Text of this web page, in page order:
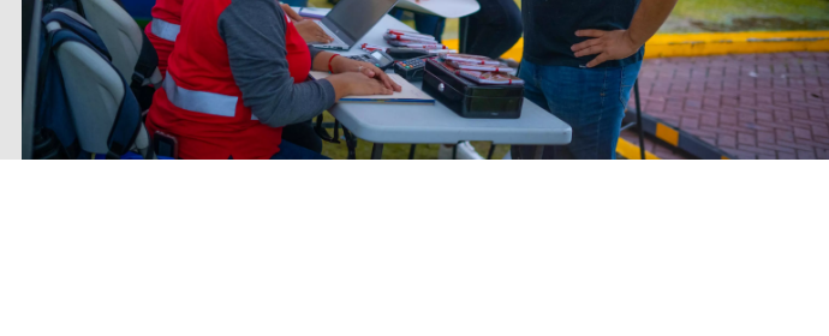
WATER TECHNOLOGIES